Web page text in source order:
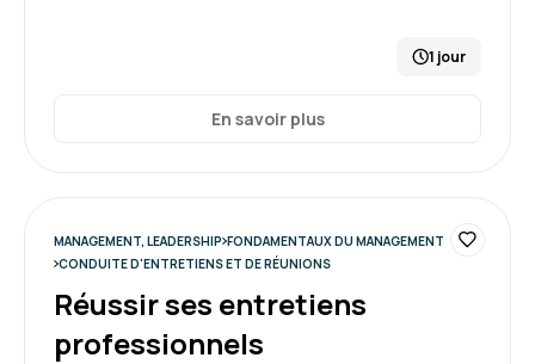
5
Formation : S'approprier le rôle de manager : outils et
Inscription, information et espace apprenant
globalement efficaces.
méthodes
1 jour
En savoir plus
MANAGEMENT, LEADERSHIP FONDAMENTAUX DU MANAGEMENT
CONDUITE D'ENTRETIENS ET DE RÉUNIONS
Réussir ses entretiens
professionnels